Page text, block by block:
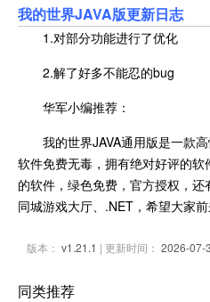
我的世界JAVA版更新日志
1.对部分功能进行了优化
2.解了好多不能忍的bug
华军小编推荐：
我的世界JAVA通用版是一款
软件免费无毒，拥有绝对好评的
的软件，绿色免费，官方授权，
同城游戏大厅、.NET，希望大家前
版本： v1.21.1 | 更新时间： 2026-07-
同类推荐